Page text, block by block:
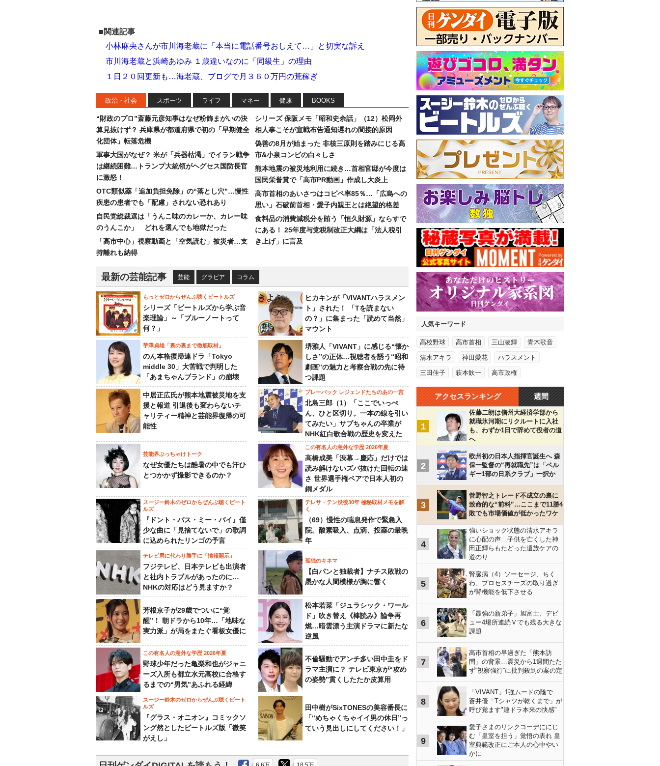
■関連記事
小林麻央さんが市川海老蔵に「本当に電話番号おしえて…」と切実な訴え
市川海老蔵と浜崎あゆみ １歳違いなのに「同級生」の理由
１日２０回更新も…海老蔵、ブログで月３６０万円の荒稼ぎ
政治・社会 スポーツ ライフ マネー 健康 BOOKS
“財政のプロ”斎藤元彦知事はなぜ粉飾まがいの決
算見抜けず？ 兵庫県が都道府県で初の「早期健全
化団体」転落危機
軍事大国がなぜ？ 米が「兵器枯渇」でイラン戦争
は継続困難…トランプ大統領がヘグセス国防長官
に激怒！
OTC類似薬「追加負担免除」の“落とし穴”…慢性
疾患の患者でも「配慮」されない恐れあり
自民党総裁選は「うんこ味のカレーか、カレー味
のうんこか」 どれを選んでも地獄だった
「高市中心」視察動画と「空気読む」被災者…支
持離れも納得
シリーズ 保阪メモ「昭和史余話」（12）松岡外
相人事こそが宣戦布告通知遅れの間接的原因
偽善の8月が始まった 非核三原則を踏みにじる高
市&小泉コンビの白々しさ
熊本地震の被災地利用に続き…首相官邸が今度は
国民栄誉賞で「高市PR動画」作成し大炎上
高市首相のあいさつはコピペ率85％…「広島への
思い」石破前首相・愛子内親王とは絶望的格差
食料品の消費減税分を賄う「恒久財源」ならすで
にある！ 25年度与党税制改正大綱は「法人税引
き上げ」に言及
最新の芸能記事 芸能 グラビア コラム
もっとゼロからぜんぶ聴くビートルズ
シリーズ「ビートルズから学ぶ音
楽理論」～「ブルーノートって
何？」
ヒカキンが「VIVANTハラスメン
ト」された！ 「Tを読まない
の？」に集まった「読めて当然」
マウント
芋澤貞雄「裏の裏まで徹底取材」
のん本格復帰連ドラ「Tokyo
middle 30」大苦戦で判明した
「あまちゃんブランド」の崩壊
堺雅人「VIVANT」に感じる“懐か
しさ”の正体…視聴者を誘う“昭和
劇画”の魅力と考察合戦の先に待
つ課題
中居正広氏が熊本地震被災地を支
援と報道 引退後も変わらないチ
ャリティー精神と芸能界復帰の可
能性
プレーバック レジェンドたちのあの一言
北島三郎（1）「ここでいっぺ
ん、ひと区切り。一本の線を引い
てみたい」サブちゃんの卒業が
NHK紅白歌合戦の歴史を変えた
芸能界ぶっちゃけトーク
なぜ女優たちは酷暑の中でも汗ひ
とつかかず撮影できるのか？
この有名人の意外な学歴 2026年夏
高橋成美「渋幕→慶応」だけでは
読み解けないズバ抜けた回転の速
さ 世界選手権ペアで日本人初の
銅メダル
スージー鈴木のゼロからぜんぶ聴くビート
ルズ
『ドント・パス・ミー・バイ』僅
少な曲に「見捨てないで」の歌詞
に込められたリンゴの予言
テレサ・テン没後30年 極秘取材メモを解
く
（69）慢性の喘息発作で緊急入
院。酸素吸入、点滴、投薬の最晩
年
テレビ局に代わり勝手に「情報開示」
フジテレビ、日本テレビも出演者
と社内トラブルがあったのに…
NHKの対応はどう見ますか？
孤独のキネマ
【白パンと独裁者】ナチス敗戦の
愚かな人間模様が胸に響く
芳根京子が29歳でついに“覚
醒”！ 朝ドラから10年…「地味な
実力派」が局をまたぐ看板女優に
松本若菜「ジュラシック・ワール
ド」吹き替え《棒読み》論争再
燃…暗雲漂う主演ドラマに新たな
逆風
この有名人の意外な学歴 2026年夏
野球少年だった亀梨和也がジャニ
ーズ入所も都立水元高校に合格す
るまでの“男気”あふれる経緯
不倫騒動でアンチ多い田中圭をド
ラマ主演に？ テレビ東京が“攻め
の姿勢”貫くしたたか皮算用
スージー鈴木のゼロからぜんぶ聴くビート
ルズ
『グラス・オニオン』コミックソ
ング然としたビートルズ版「微笑
がえし」
田中樹がSixTONESの美容番長に
「“めちゃくちゃイイ男の休日”っ
ていう見出しにしてください！」
人気キーワード
高校野球 高市首相 三山凌輝 青木歌音
清水アキラ 神田愛花 ハラスメント
三田佳子 萩本欽一 高市政権
アクセスランキング 週間
1
佐藤二朗は信州大経済学部から
就職氷河期にリクルートに入社
も、わずか1日で辞めて役者の道
へ
2
欧州初の日本人指揮官誕生へ 森
保一監督の“再就職先”は「ベル
ギー1部の日系クラブ」一択か
3
菅野智之トレード不成立の裏に
致命的な“前科”…ここまで11勝4
敗でも市場価値が低かったワケ
4
強いショック状態の清水アキラ
に心配の声…子供を亡くした神
田正輝らもたどった遺族ケアの
道のり
5
腎臓病（4）ソーセージ、ちく
わ、プロセスチーズの取り過ぎ
が腎機能を低下させる
6
「最強の新弟子」旭富士、デビ
ュー4場所連続Ｖでも残る大きな
課題
7
高市首相の早過ぎた「熊本訪
問」の背景…震災から1週間たた
ず“視察強行”に批判殺到の案の定
8
「VIVANT」1強ムードの陰で…
蒼井優「Tシャツが乾くまで」が
呼び覚ます"連ドラ本来の快感"
9
愛子さまのリンクコーデににじ
む「皇室を担う」覚悟の表れ 皇
室典範改正にご本人の心中やい
かに